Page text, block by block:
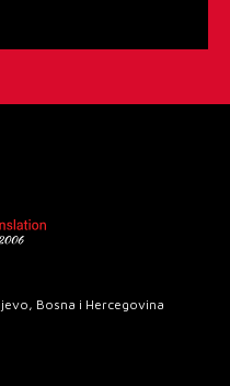
Bosna i Hercegovina